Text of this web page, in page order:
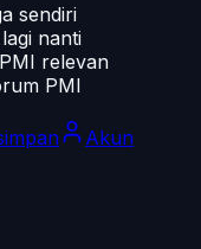
sendiri
nanti
relevan
PMI
Akun